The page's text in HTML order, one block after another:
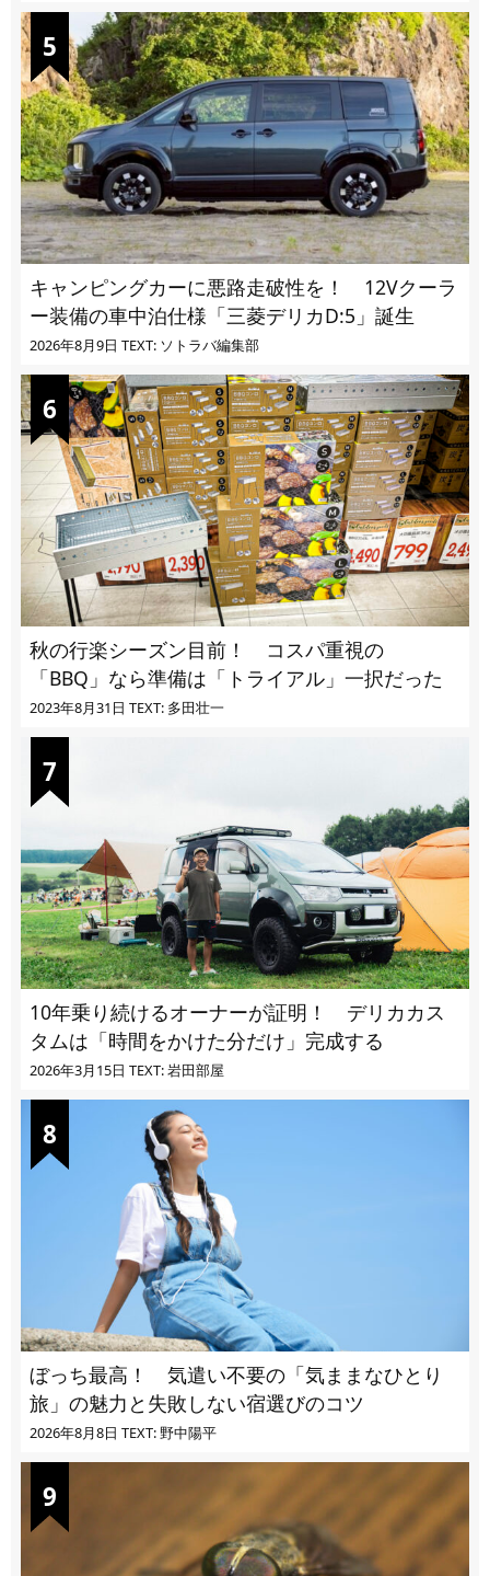
キャンピングカーに悪路走破性を！ 12Vクーラ
ー装備の車中泊仕様「三菱デリカD:5」誕生
2026年8月9日 TEXT: ソトラバ編集部
秋の行楽シーズン目前！ コスパ重視の
「BBQ」なら準備は「トライアル」一択だった
2023年8月31日 TEXT: 多田壮一
10年乗り続けるオーナーが証明！ デリカカス
タムは「時間をかけた分だけ」完成する
2026年3月15日 TEXT: 岩田部屋
ぼっち最高！ 気遣い不要の「気ままなひとり
旅」の魅力と失敗しない宿選びのコツ
2026年8月8日 TEXT: 野中陽平